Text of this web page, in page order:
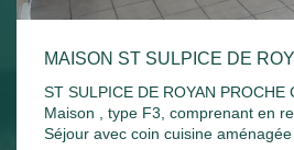
MAISON ST SULPICE DE
ST SULPICE DE ROYAN PROCHE
Maison , type F3, comprenant en
Séjour avec coin cuisine aménagée